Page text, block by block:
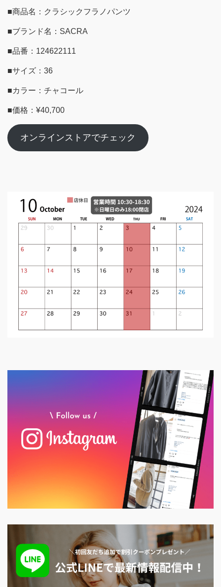
■商品名：クラシックフラノパンツ
■ブランド名：SACRA
■品番：124622111
■サイズ：36
■カラー：チャコール
■価格：¥40,700
オンラインストアでチェック